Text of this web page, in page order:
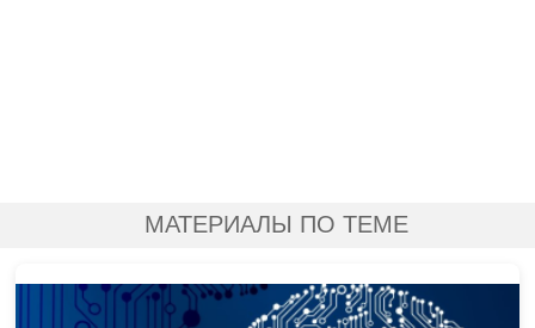
МАТЕРИАЛЫ ПО ТЕМЕ